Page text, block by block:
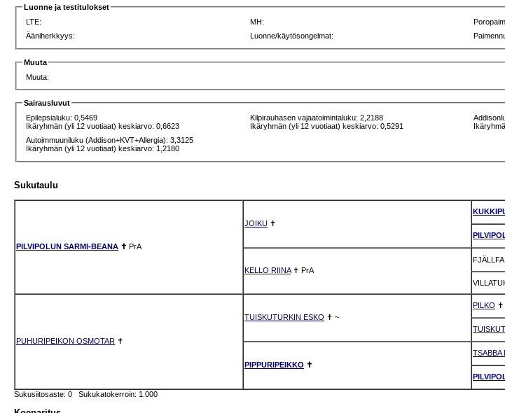
Luonne ja testitulokset
LTE:
MH:
Ääniherkkyys:
Luonne/käytösongelmat:
Muuta
Muuta:
Sairausluvut
Epilepsialuku: 0,5469
Ikäryhmän (yli 12 vuotiaat) keskiarvo: 0,6623
Kilpirauhasen vajaatoimintaluku: 2,2188
Ikäryhmän (yli 12 vuotiaat) keskiarvo: 0,5291
Autoimmuuniluku (Addison+KVT+Allergia): 3,3125
Ikäryhmän (yli 12 vuotiaat) keskiarvo: 1,2180
Sukutaulu
PILVIPOLUN SARMI-BEANA ✝ PrA
JOIKU ✝
KELLO RIINA✝ PrA
PUHURIPEIKON OSMOTAR ✝
TUISKUTURKIN ESKO ✝ ~
PILKO ✝
PIPPURIPEIKKO ✝
TSABBA
Sukusiitosaste: 0 Sukukatokerroin: 1.000